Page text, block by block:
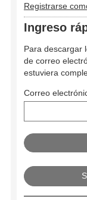
Registrarse
Ingreso
Para descargar
de correo
estuviera
Correo